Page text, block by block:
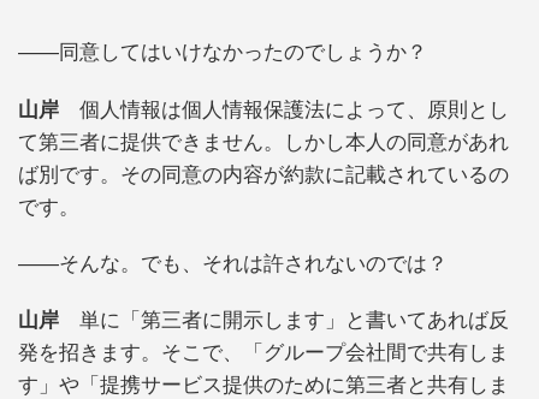
――同意してはいけなかったのでしょうか？
山岸 個人情報は個人情報保護法によって、原則とし
て第三者に提供できません。しかし本人の同意があれ
ば別です。その同意の内容が約款に記載されているの
です。
――そんな。でも、それは許されないのでは？
山岸 単に「第三者に開示します」と書いてあれば反
発を招きます。そこで、「グループ会社間で共有しま
す」や「提携サービス提供のために第三者と共有しま